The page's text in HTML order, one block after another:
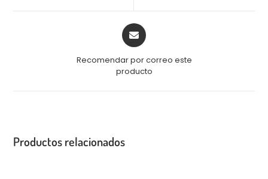
Recomendar por correo este
producto
Productos relacionados